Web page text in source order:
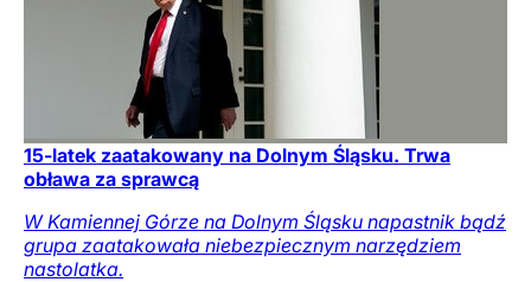
15-latek zaatakowany na Dolnym Śląsku. Trwa
obława za sprawcą
W Kamiennej Górze na Dolnym Śląsku napastnik bądź
grupa zaatakowała niebezpiecznym narzędziem
nastolatka.